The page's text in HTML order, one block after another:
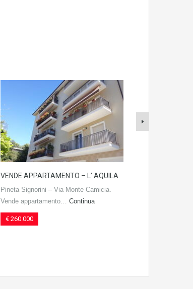
VENDE APPARTAMENTO – L’ AQUILA
Pineta Signorini – Via Monte Camicia.
Vende appartamento… Continua
€ 260.000